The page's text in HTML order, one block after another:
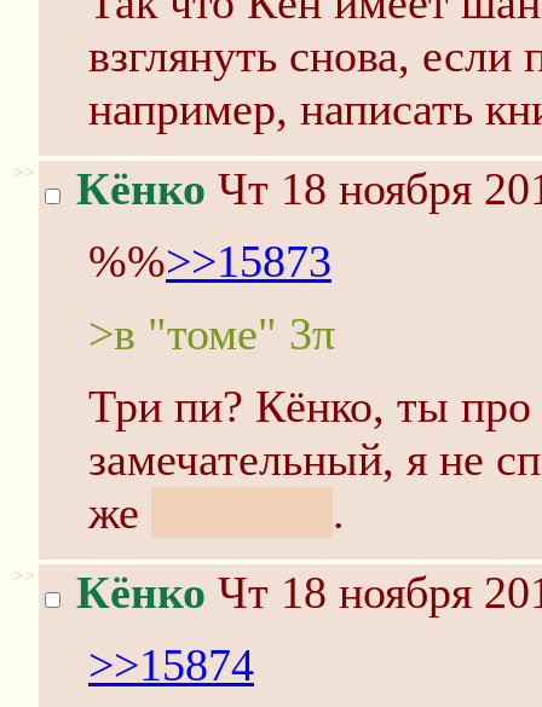
взглянуть снова, если
например, написать
>> Кёнко Чт 18 ноября
%%>>15873
>в "томе" 3π
Три пи? Кёнко, ты
замечательный, я не
же
.
>> Кёнко Чт 18 ноября
>>15874